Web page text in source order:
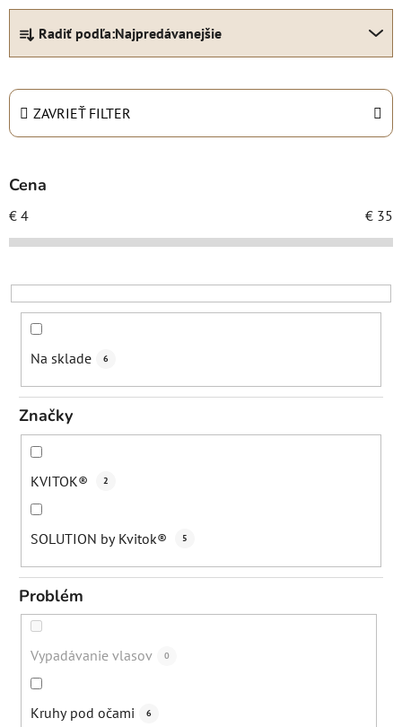
R
d
e
i
p
r
o
d
k
Radiť podľa:Najpredávanejšie
ZAVRIEŤ FILTER
Cena
€ 4 € 35
Na sklade 6
Značky
KVITOK® 2
SOLUTION by Kvitok® 5
Problém
Vypadávanie vlasov 0
Kruhy pod očami 6